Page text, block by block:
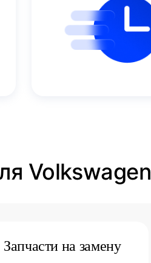
Volkswagen
Запчасти на замену